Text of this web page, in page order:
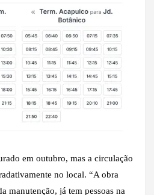
em outubro, mas a circulação
no local. “A obra
manutenção, já tem pessoas na